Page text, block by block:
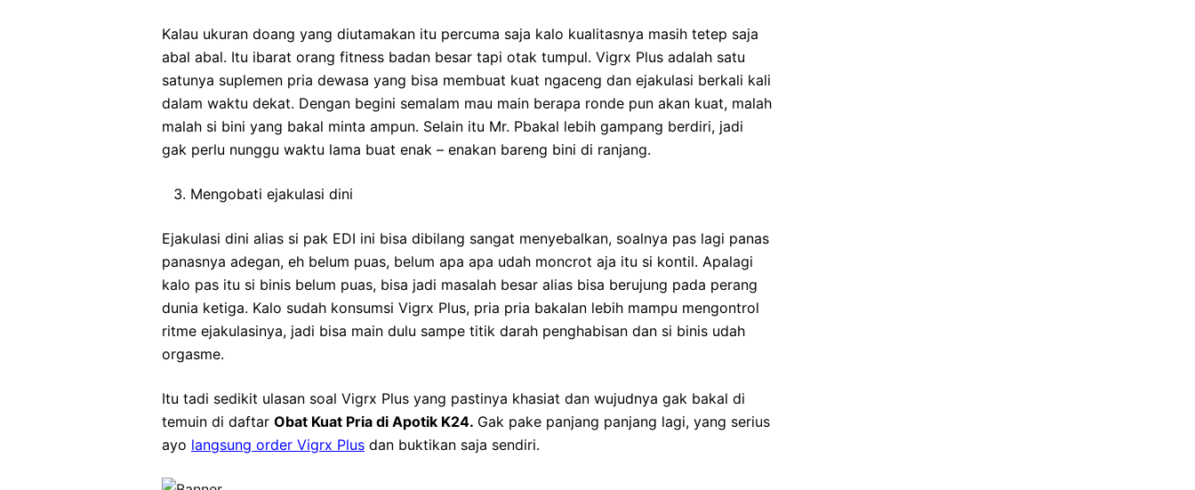
Kalau ukuran doang yang diutamakan itu percuma saja kalo kualitasnya masih tetep saja
abal abal. Itu ibarat orang fitness badan besar tapi otak tumpul. Vigrx Plus adalah satu
satunya suplemen pria dewasa yang bisa membuat kuat ngaceng dan ejakulasi berkali kali
dalam waktu dekat. Dengan begini semalam mau main berapa ronde pun akan kuat, malah
malah si bini yang bakal minta ampun. Selain itu Mr. Pbakal lebih gampang berdiri, jadi
gak perlu nunggu waktu lama buat enak – enakan bareng bini di ranjang.
Mengobati ejakulasi dini
Ejakulasi dini alias si pak EDI ini bisa dibilang sangat menyebalkan, soalnya pas lagi panas
panasnya adegan, eh belum puas, belum apa apa udah moncrot aja itu si kontil. Apalagi
kalo pas itu si binis belum puas, bisa jadi masalah besar alias bisa berujung pada perang
dunia ketiga. Kalo sudah konsumsi Vigrx Plus, pria pria bakalan lebih mampu mengontrol
ritme ejakulasinya, jadi bisa main dulu sampe titik darah penghabisan dan si binis udah
orgasme.
Itu tadi sedikit ulasan soal Vigrx Plus yang pastinya khasiat dan wujudnya gak bakal di
temuin di daftar Obat Kuat Pria di Apotik K24. Gak pake panjang panjang lagi, yang serius
ayo langsung order Vigrx Plus dan buktikan saja sendiri.